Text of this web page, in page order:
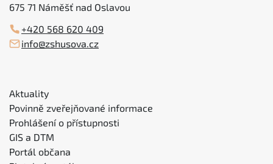
675 71 Náměšť nad Oslavou
+420 568 620 409
info@zshusova.cz
Aktuality
Povinně zveřejňované informace
Prohlášení o přístupnosti
GIS a DTM
Portál občana